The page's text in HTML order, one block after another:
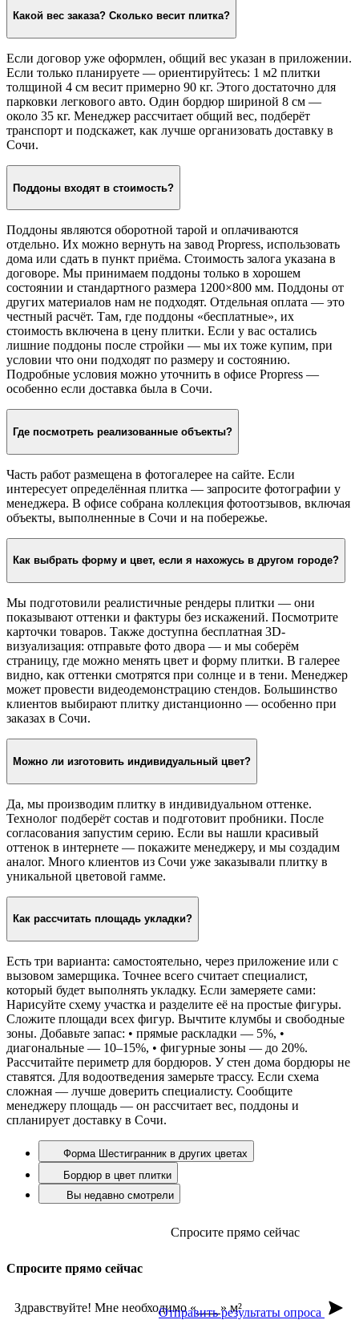
Какой вес заказа? Сколько весит плитка?
Если договор уже оформлен, общий вес указан в приложении.
Если только планируете — ориентируйтесь: 1 м2 плитки
толщиной 4 см весит примерно 90 кг. Этого достаточно для
парковки легкового авто. Один бордюр шириной 8 см —
около 35 кг. Менеджер рассчитает общий вес, подберёт
транспорт и подскажет, как лучше организовать доставку в
Сочи.
Поддоны входят в стоимость?
Поддоны являются оборотной тарой и оплачиваются
отдельно. Их можно вернуть на завод Propress, использовать
дома или сдать в пункт приёма. Стоимость залога указана в
договоре. Мы принимаем поддоны только в хорошем
состоянии и стандартного размера 1200×800 мм. Поддоны от
других материалов нам не подходят. Отдельная оплата — это
честный расчёт. Там, где поддоны «бесплатные», их
стоимость включена в цену плитки. Если у вас остались
лишние поддоны после стройки — мы их тоже купим, при
условии что они подходят по размеру и состоянию.
Подробные условия можно уточнить в офисе Propress —
особенно если доставка была в Сочи.
Где посмотреть реализованные объекты?
Часть работ размещена в фотогалерее на сайте. Если
интересует определённая плитка — запросите фотографии у
менеджера. В офисе собрана коллекция фотоотзывов, включая
объекты, выполненные в Сочи и на побережье.
Как выбрать форму и цвет, если я нахожусь в другом городе?
Мы подготовили реалистичные рендеры плитки — они
показывают оттенки и фактуры без искажений. Посмотрите
карточки товаров. Также доступна бесплатная 3D-
визуализация: отправьте фото двора — и мы соберём
страницу, где можно менять цвет и форму плитки. В галерее
видно, как оттенки смотрятся при солнце и в тени. Менеджер
может провести видеодемонстрацию стендов. Большинство
клиентов выбирают плитку дистанционно — особенно при
заказах в Сочи.
Можно ли изготовить индивидуальный цвет?
Да, мы производим плитку в индивидуальном оттенке.
Технолог подберёт состав и подготовит пробники. После
согласования запустим серию. Если вы нашли красивый
оттенок в интернете — покажите менеджеру, и мы создадим
аналог. Много клиентов из Сочи уже заказывали плитку в
уникальной цветовой гамме.
Как рассчитать площадь укладки?
Есть три варианта: самостоятельно, через приложение или с
вызовом замерщика. Точнее всего считает специалист,
который будет выполнять укладку. Если замеряете сами:
Нарисуйте схему участка и разделите её на простые фигуры.
Сложите площади всех фигур. Вычтите клумбы и свободные
зоны. Добавьте запас: • прямые раскладки — 5%, •
диагональные — 10–15%, • фигурные зоны — до 20%.
Рассчитайте периметр для бордюров. У стен дома бордюры не
ставятся. Для водоотведения замерьте трассу. Если схема
сложная — лучше доверить специалисту. Сообщите
менеджеру площадь — он рассчитает вес, поддоны и
спланирует доставку в Сочи.
Форма Шестигранник в других цветах
Бордюр в цвет плитки
Вы недавно смотрели
Спросите прямо сейчас
Спросите прямо сейчас
Здравствуйте! Мне необходимо « » м²
Отправить результаты опроса